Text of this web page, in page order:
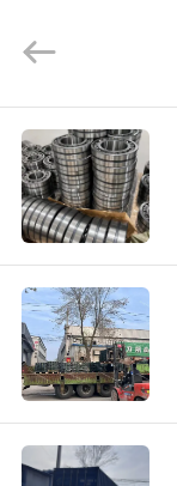
বাড়ি
পণ্য
আমাদের
সম্পর্কে
কারখানা
ভ্রমণ
LTD..